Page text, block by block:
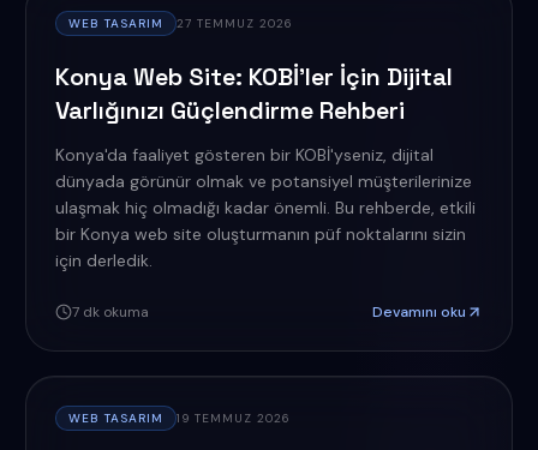
WEB TASARIM 27 TEMMUZ 2026
Konya Web Site: KOBİ'ler İçin Dijital
Varlığınızı Güçlendirme Rehberi
Konya'da faaliyet gösteren bir KOBİ'yseniz, dijital
dünyada görünür olmak ve potansiyel müşterilerinize
ulaşmak hiç olmadığı kadar önemli. Bu rehberde, etkili
bir Konya web site oluşturmanın püf noktalarını sizin
için derledik.
7dk okuma Devamını oku
WEB TASARIM 19 TEMMUZ 2026